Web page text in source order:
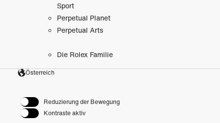
Sport
Perpetual Planet
Perpetual Arts
Die Rolex Familie
Österreich
Reduzierung der Bewegung
Kontraste aktiv